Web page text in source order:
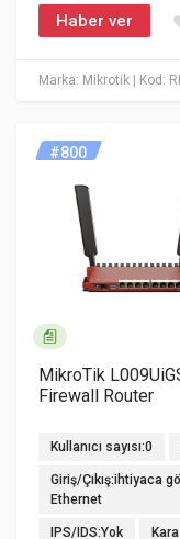
Marka: Mikrotik | Kod:
Haber ver
#800
MikroTik
Firewall Router
Kullanıcı sayısı:0
Giriş/Çıkış:ihtiyaca
Ethernet
IPS/IDS:Yok